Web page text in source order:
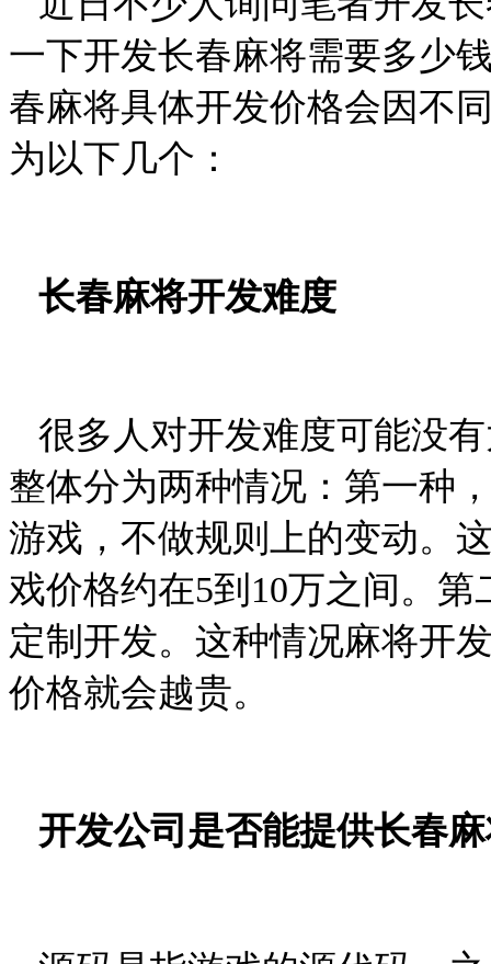
一下开发长春麻将需要多少
春麻将具体开发价格会因不
为以下几个：
长春麻将开发难度
很多人对开发难度可能没
整体分为两种情况：第一种
游戏，不做规则上的变动。
戏价格约在5到 10万之间。第
定制开发。这种情况麻将开
价格就会越贵。
开发公司是否能提供长春